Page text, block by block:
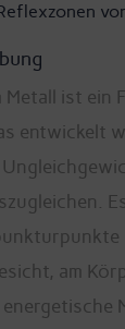
ist ein
entwickelt
am